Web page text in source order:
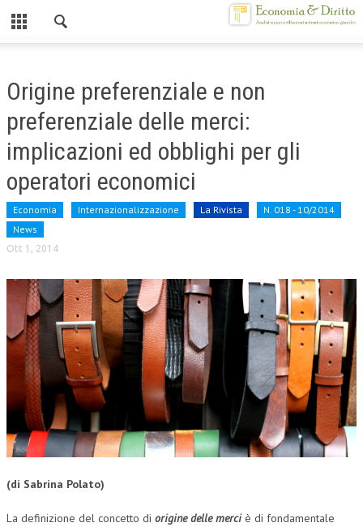
CHI SIAMO
CONTATTI
CENTRO STUDI
ATTO COSTITUTIVO E STATUTO
OBIETTIVI
DIREZIONE SCIENTIFICA
ALTA FORMAZIONE
CORSI CE.S.E.D.
ARCHIVIO CORSI 2015
DIVENTA SOCIO
LA RIVISTA
Origine preferenziale e non
preferenziale delle merci:
implicazioni ed obblighi per gli
operatori economici
Economia Internazionalizzazione La Rivista
N. 018 - 10/2014
News
Ott 1, 2014
(di Sabrina Polato)
La definizione del concetto di origine delle merciè di fondamentale